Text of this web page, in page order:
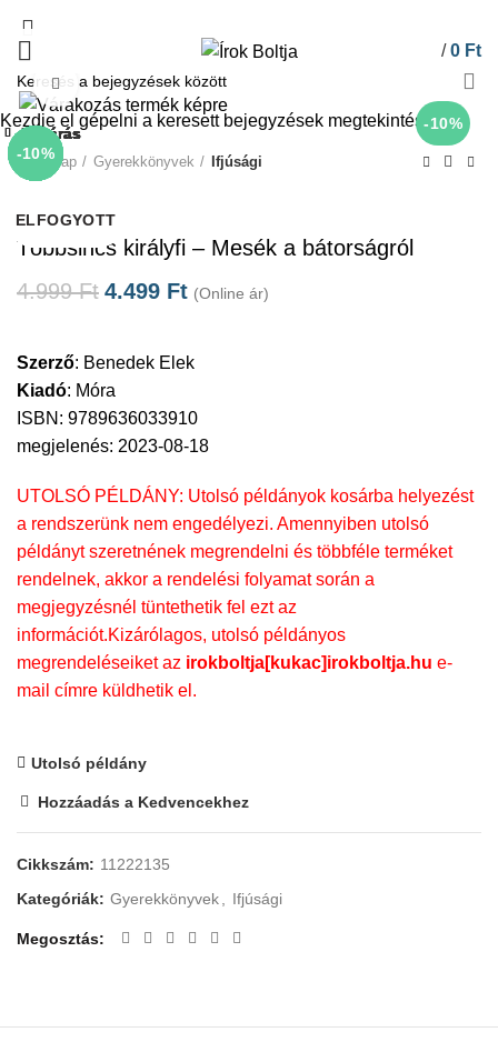
/ 0 Ft
-10%
Click to enlarge
Kezdőlap Gyerekkönyvek Ifjúsági
Többsincs királyfi – Mesék a bátorságról
4.999Ft 4.499 Ft (Online ár)
Szerző: Benedek Elek
Kiadó: Móra
ISBN: 9789636033910
megjelenés: 2023-08-18
UTOLSÓ PÉLDÁNY: Utolsó példányok kosárba helyezést
a rendszerünk nem engedélyezi. Amennyiben utolsó
példányt szeretnének megrendelni és többféle terméket
rendelnek, akkor a rendelési folyamat során a
megjegyzésnél tüntethetik fel ezt az
információt.Kizárólagos, utolsó példányos
megrendeléseiket az irokboltja[kukac]irokboltja.hu e-
mail címre küldhetik el.
Utolsó példány
Hozzáadás a Kedvencekhez
Cikkszám: 11222135
Kategóriák: Gyerekkönyvek, Ifjúsági
Megosztás
-10%
ELFOGYOTT
Bezárás
-10%
ELFOGYOTT
Bezárás
-10%
ELFOGYOTT
Bezárás
-10%
ELFOGYOTT
Bezárás
-10%
ELFOGYOTT
Bezárás
-10%
ELFOGYOTT
Bezárás
-10%
ELFOGYOTT
Bezárás
-10%
ELFOGYOTT
Bezárás
Kezdje el gépelni a keresett bejegyzések megtekintéséhez.